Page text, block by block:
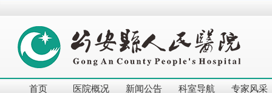
首页 医院概况 新闻公告 科室导航 专家风采